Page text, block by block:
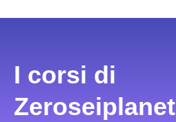
I corsi di
Zeroseiplanet